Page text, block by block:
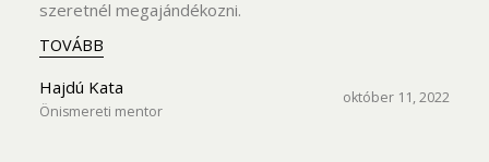
szeretnél megajándékozni.
TOVÁBB
Hajdú Kata
Önismereti mentor
október 11, 2022